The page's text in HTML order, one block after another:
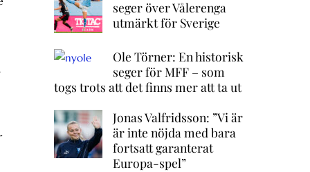
seger över Vålerenga
utmärkt för Sverige
Ole Törner: En historisk
seger för MFF – som
togs trots att det finns mer att ta ut
Jonas Valfridsson: ”Vi är
är inte nöjda med bara
fortsatt garanterat
Europa-spel”